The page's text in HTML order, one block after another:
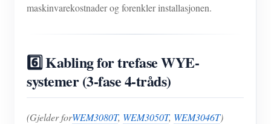
maskinvarekostnader og forenkler installasjonen.
6️⃣ Kabling for trefase WYE-
systemer (3-fase 4-tråds)
(Gjelder forWEM3080T, WEM3050T, WEM3046T)